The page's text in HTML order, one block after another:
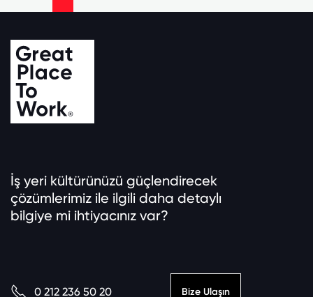
İş yeri kültürünüzü güçlendirecek
çözümlerimiz ile ilgili daha detaylı
bilgiye mi ihtiyacınız var?
0 212 236 50 20 Bize Ulaşın